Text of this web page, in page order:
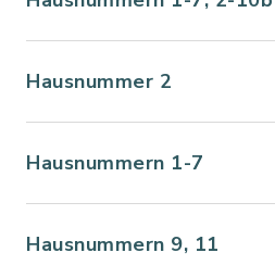
Hausnummer 2
Hausnummern 1-7
Hausnummern 9, 11